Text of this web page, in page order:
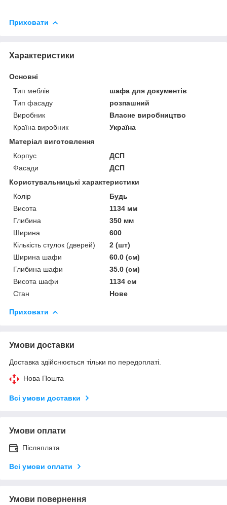
Приховати
Характеристики
Основні
Тип меблів
шафа для документів
Тип фасаду
розпашний
Виробник
Власне виробництво
Країна виробник
Україна
Матеріал виготовлення
Корпус
ДСП
Фасади
ДСП
Користувальницькі характеристики
Колір
Будь
Висота
1134 мм
Глибина
350 мм
Ширина
600
Кількість стулок (дверей)
2 (шт)
Ширина шафи
60.0 (см)
Глибина шафи
35.0 (см)
Висота шафи
1134 см
Стан
Нове
Приховати
Умови доставки
Доставка здійснюється тільки по передоплаті.
Нова Пошта
Всі умови доставки
Умови оплати
Післяплата
Всі умови оплати
Умови повернення